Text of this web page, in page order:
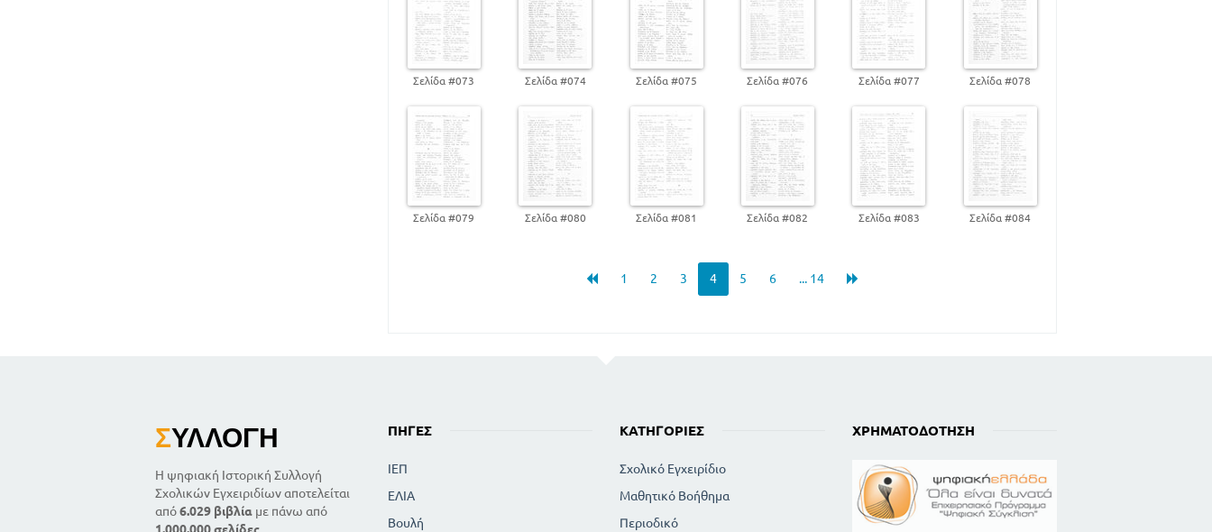
Σελίδα #073 Σελίδα #074 Σελίδα #075 Σελίδα #076 Σελίδα #077 Σελίδα #078
Σελίδα #079 Σελίδα #080 Σελίδα #081 Σελίδα #082 Σελίδα #083 Σελίδα #084
1 2 3 4 5 6 ... 14
ΣΥΛΛΟΓΉ
Η ψηφιακή Ιστορική Συλλογή
Σχολικών Εγχειριδίων αποτελείται
από6.029 βιβλία με πάνω από
ΠΗΓΈΣ
ΙΕΠ
ΕΛΙΑ
Βουλή
ΚΑΤΗΓΟΡΊΕΣ
Σχολικό Εγχειρίδιο
Μαθητικό Βοήθημα
Περιοδικό
ΧΡΗΜΑΤΟΔΌΤΗΣΗ